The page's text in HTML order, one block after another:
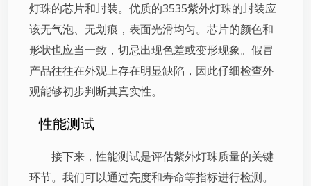
灯珠的芯片和封装。优质的3535紫外灯珠的封装应
该无气泡、无划痕，表面光滑均匀。芯片的颜色和
形状也应当一致，切忌出现色差或变形现象。假冒
产品往往在外观上存在明显缺陷，因此仔细检查外
观能够初步判断其真实性。
性能测试
接下来，性能测试是评估紫外灯珠质量的关键
环节。我们可以通过亮度和寿命等指标进行检测。